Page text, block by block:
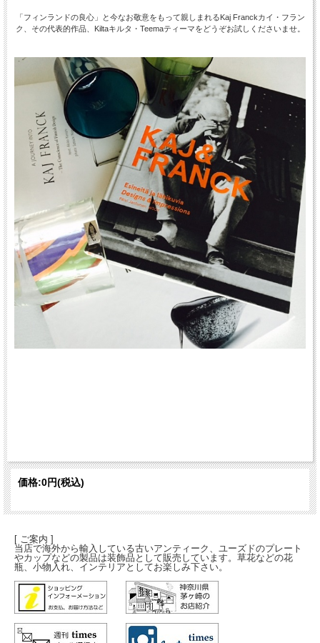
「フィンランドの良心」と今なお敬意をもって親しまれるKaj Franckカイ・フラン
ク、その代表的作品、Kiltaキルタ・Teemaティーマをどうぞお試しくださいませ。
価格:0円(税込)
[ ご案内 ]
当店で海外から輸入している古いアンティーク、ユーズドのプレート
やカップなどの製品は装飾品として販売しています。草花などの花
瓶、小物入れ、インテリアとしてお楽しみ下さい。